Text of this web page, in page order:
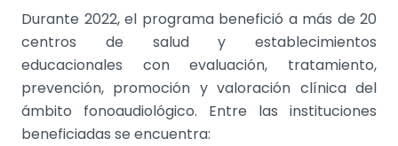
Durante 2022, el programa benefició a más de 20
centros de salud y establecimientos
educacionales con evaluación, tratamiento,
prevención, promoción y valoración clínica del
ámbito fonoaudiológico. Entre las instituciones
beneficiadas se encuentra: